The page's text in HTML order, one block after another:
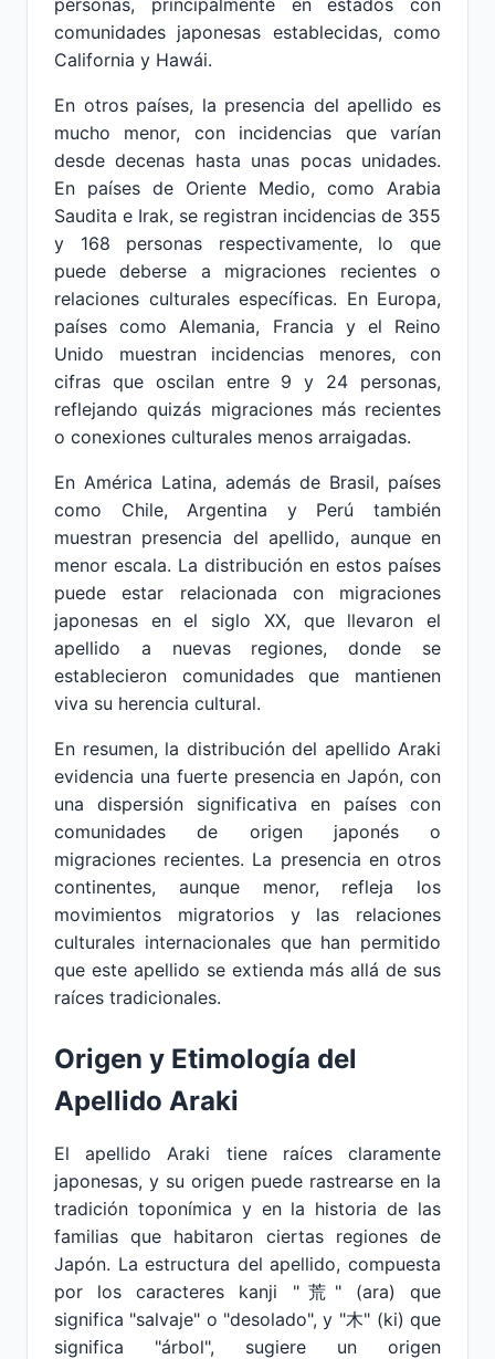
personas, principalmente en estados con
comunidades japonesas establecidas, como
California y Hawái.
En otros países, la presencia del apellido es
mucho menor, con incidencias que varían
desde decenas hasta unas pocas unidades.
En países de Oriente Medio, como Arabia
Saudita e Irak, se registran incidencias de 355
y 168 personas respectivamente, lo que
puede deberse a migraciones recientes o
relaciones culturales específicas. En Europa,
países como Alemania, Francia y el Reino
Unido muestran incidencias menores, con
cifras que oscilan entre 9 y 24 personas,
reflejando quizás migraciones más recientes
o conexiones culturales menos arraigadas.
En América Latina, además de Brasil, países
como Chile, Argentina y Perú también
muestran presencia del apellido, aunque en
menor escala. La distribución en estos países
puede estar relacionada con migraciones
japonesas en el siglo XX, que llevaron el
apellido a nuevas regiones, donde se
establecieron comunidades que mantienen
viva su herencia cultural.
En resumen, la distribución del apellido Araki
evidencia una fuerte presencia en Japón, con
una dispersión significativa en países con
comunidades de origen japonés o
migraciones recientes. La presencia en otros
continentes, aunque menor, refleja los
movimientos migratorios y las relaciones
culturales internacionales que han permitido
que este apellido se extienda más allá de sus
raíces tradicionales.
Origen y Etimología del
Apellido Araki
El apellido Araki tiene raíces claramente
japonesas, y su origen puede rastrearse en la
tradición toponímica y en la historia de las
familias que habitaron ciertas regiones de
Japón. La estructura del apellido, compuesta
por los caracteres kanji "荒" (ara) que
significa "salvaje" o "desolado", y "木" (ki) que
significa "árbol", sugiere un origen